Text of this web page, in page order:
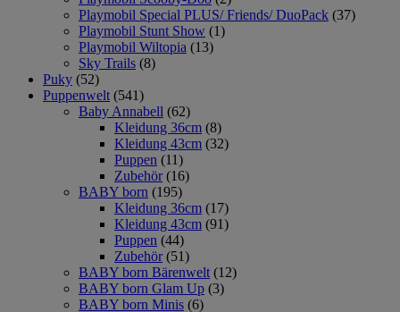
Playmobil Special PLUS/ Friends/ DuoPack (37)
Playmobil Stunt Show (1)
Playmobil Wiltopia (13)
Sky Trails (8)
Puky (52)
Puppenwelt (541)
Baby Annabell (62)
Kleidung 36cm (8)
Kleidung 43cm (32)
Puppen (11)
Zubehör (16)
BABY born (195)
Kleidung 36cm (17)
Kleidung 43cm (91)
Puppen (44)
Zubehör (51)
BABY born Bärenwelt (12)
BABY born Glam Up (3)
BABY born Minis (6)